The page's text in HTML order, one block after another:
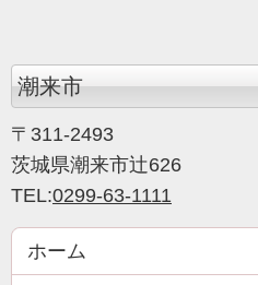
潮来市
〒311-2493
茨城県潮来市辻626
TEL:0299-63-1111
ホーム